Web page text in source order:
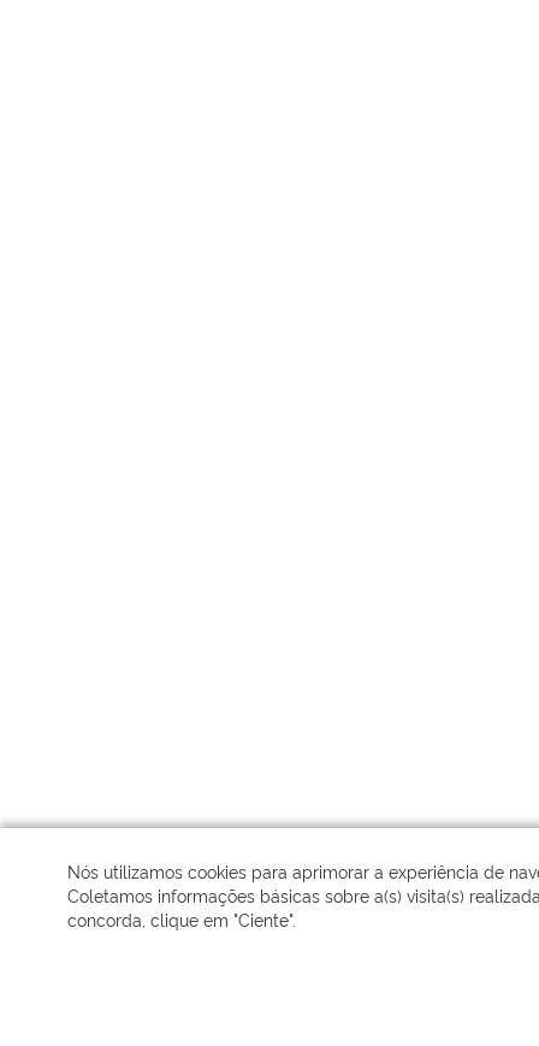
Nós utilizamos cookies para aprimorar a experiência de
Coletamos informações básicas sobre a(s) visita(s)
concorda, clique em "Ciente".